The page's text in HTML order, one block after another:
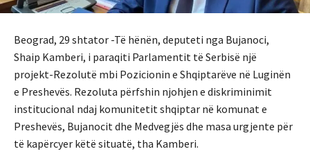
Beograd, 29 shtator -Të hënën, deputeti nga Bujanoci,
Shaip Kamberi, i paraqiti Parlamentit të Serbisë një
projekt-Rezolutë mbi Pozicionin e Shqiptarëve në Luginën
e Preshevës. Rezoluta përfshin njohjen e diskriminimit
institucional ndaj komunitetit shqiptar në komunat e
Preshevës, Bujanocit dhe Medvegjës dhe masa urgjente për
të kapërcyer këtë situatë, tha Kamberi.